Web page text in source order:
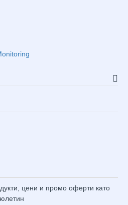
цени и промо оферти като